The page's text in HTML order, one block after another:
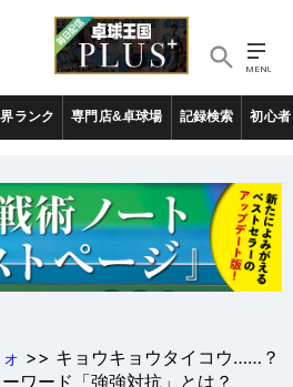
ランク 専門店&卓球場 記録検索 初心者
>> キョウキョウタイコウ……？
ワード「強強対抗」とは？